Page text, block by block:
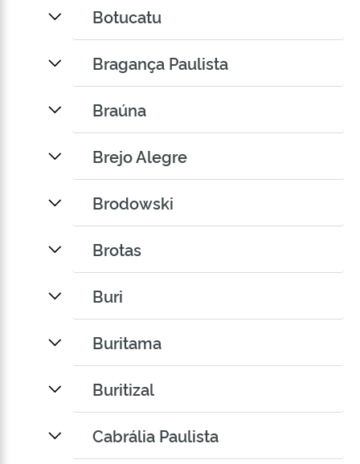
Botucatu
Bragança Paulista
Braúna
Brejo Alegre
Brodowski
Brotas
Buri
Buritama
Buritizal
Cabrália Paulista